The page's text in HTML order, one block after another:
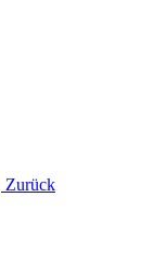
Zurück